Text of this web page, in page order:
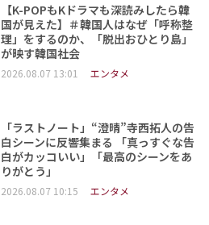
【K-POPもKドラマも深読みしたら韓
国が見えた】＃韓国人はなぜ「呼称整
理」をするのか、「脱出おひとり島」
が映す韓国社会
2026.08.07 13:01 エンタメ
「ラストノート」“澄晴”寺西拓人の告
白シーンに反響集まる 「真っすぐな告
白がカッコいい」「最高のシーンをあ
りがとう」
2026.08.07 10:15 エンタメ